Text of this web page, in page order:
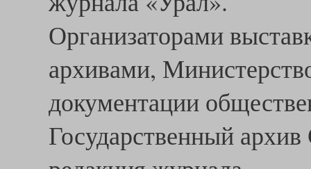
Организаторами
архивами,
документации
Государственный